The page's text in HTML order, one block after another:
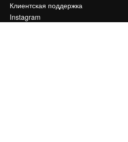
Клиентская поддержка
Instagram